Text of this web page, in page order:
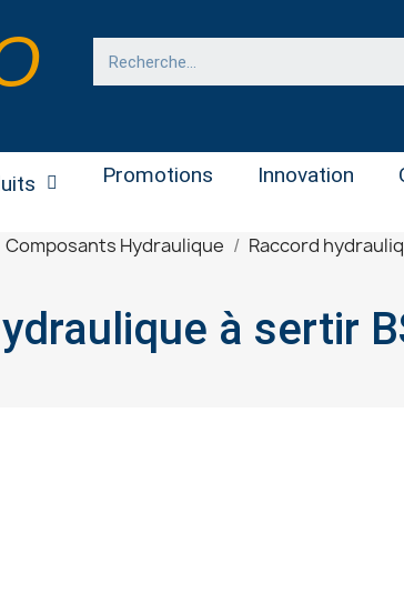
Promotions Innovation
Composants Hydraulique Raccord
Raccord